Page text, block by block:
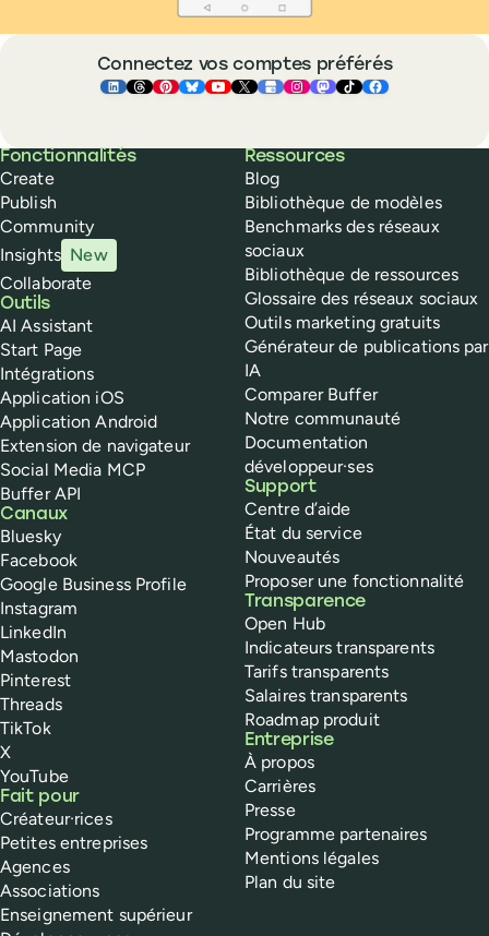
Connectez vos comptes préférés
Buffer ×LinkedIn
Buffer ×Threads
Buffer ×Pinterest
Buffer ×Bluesky
Buffer ×YouTube
Buffer ×X
Buffer ×Google Business
Buffer ×Instagram
Buffer ×
Buffer ×
Buffer ×
Buffer
Fonctionnalités
Create
Publish
Community
Insights New
Collaborate
Outils
AI Assistant
Start Page
Intégrations
Application iOS
Application Android
Extension de navigateur
Social Media MCP
Buffer API
Canaux
Bluesky
Facebook
Google Business Profile
Instagram
LinkedIn
Mastodon
Pinterest
Threads
TikTok
X
YouTube
Fait pour
Créateur·rices
Petites entreprises
Agences
Associations
Enseignement supérieur
Ressources
Blog
Bibliothèque de modèles
Benchmarks des réseaux
sociaux
Bibliothèque de ressources
Glossaire des réseaux sociaux
Outils marketing gratuits
Générateur de publications par
IA
Comparer Buffer
Notre communauté
Documentation
développeur·ses
Support
Centre d’aide
État du service
Nouveautés
Proposer une fonctionnalité
Transparence
Open Hub
Indicateurs transparents
Tarifs transparents
Salaires transparents
Roadmap produit
Entreprise
À propos
Carrières
Presse
Programme partenaires
Mentions légales
Plan du site